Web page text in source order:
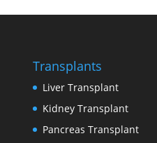
Transplants
Liver Transplant
Kidney Transplant
Pancreas Transplant